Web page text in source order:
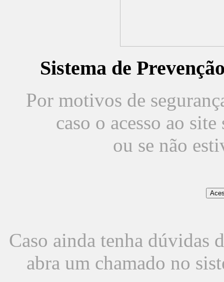
Sistema de
Por motivos de
caso o acesso ao
ou se não
Caso ainda tenha dúvidas
abra um chamado no